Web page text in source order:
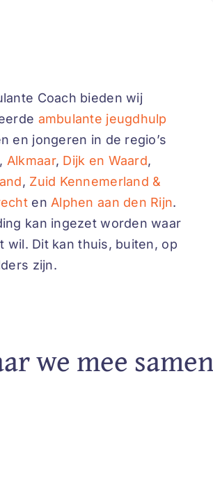
Coach bieden wij
ambulante jeugdhulp
en jongeren in de regio’s
, Alkmaar, Dijk en Waard,
, Zuid Kennemerland &
en Alphen aan den Rijn.
kan ingezet worden waar
wil. Dit kan thuis, buiten, op
zijn.
we mee